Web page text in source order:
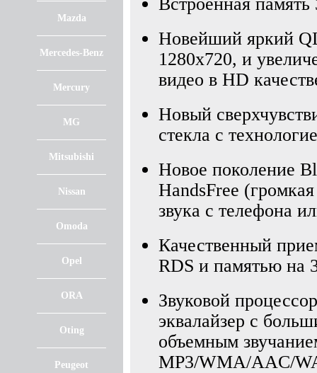
Mazda
Mercedes-Benz
Mercury
MG
Mitsubishi
Nissan
Omoda
Opel
ORA
Oting
Peugeot
Новейший яркий
1280х720, и
видео в HD
Новый
стекла с
Новое поколение
HandsFree
звука с телефона
Качественный
RDS и памятью на
Звуковой
эквалайзер с
объемным
MP3/WMA/AAC/